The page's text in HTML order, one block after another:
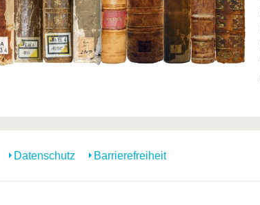
Datenschutz Barrierefreiheit